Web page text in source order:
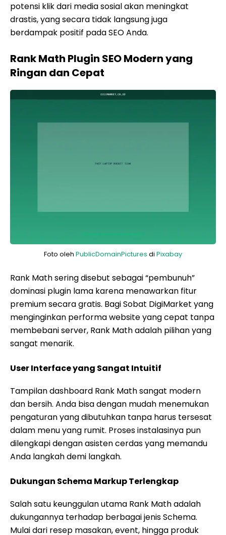
potensi klik dari media sosial akan meningkat
drastis, yang secara tidak langsung juga
berdampak positif pada SEO Anda.
Rank Math Plugin SEO Modern yang
Ringan dan Cepat
Foto oleh PublicDomainPictures di Pixabay
Rank Math sering disebut sebagai “pembunuh”
dominasi plugin lama karena menawarkan fitur
premium secara gratis. Bagi Sobat DigiMarket yang
menginginkan performa website yang cepat tanpa
membebani server, Rank Math adalah pilihan yang
sangat menarik.
User Interface yang Sangat Intuitif
Tampilan dashboard Rank Math sangat modern
dan bersih. Anda bisa dengan mudah menemukan
pengaturan yang dibutuhkan tanpa harus tersesat
dalam menu yang rumit. Proses instalasinya pun
dilengkapi dengan asisten cerdas yang memandu
Anda langkah demi langkah.
Dukungan Schema Markup Terlengkap
Salah satu keunggulan utama Rank Math adalah
dukungannya terhadap berbagai jenis Schema.
Mulai dari resep masakan, event, hingga produk